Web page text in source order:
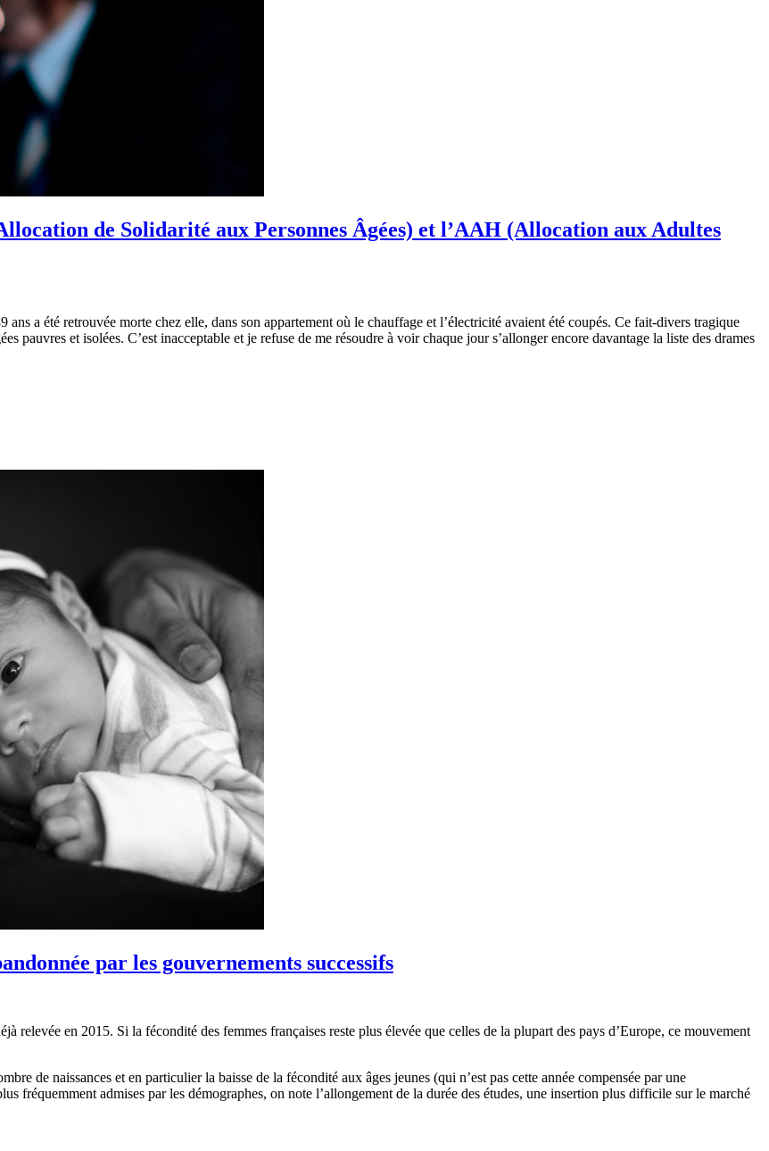
de Solidarité aux Personnes Âgées) et l’AAH (Allocation aux Adultes
a été retrouvée morte chez elle, dans son appartement où le chauffage et l’électricité avaient été coupés. Ce fait-divers tragique
pauvres et isolées. C’est inacceptable et je refuse de me résoudre à voir chaque jour s’allonger encore davantage la liste des drames
par les gouvernements successifs
relevée en 2015. Si la fécondité des femmes françaises reste plus élevée que celles de la plupart des pays d’Europe, ce mouvement
de naissances et en particulier la baisse de la fécondité aux âges jeunes (qui n’est pas cette année compensée par une
fréquemment admises par les démographes, on note l’allongement de la durée des études, une insertion plus difficile sur le marché